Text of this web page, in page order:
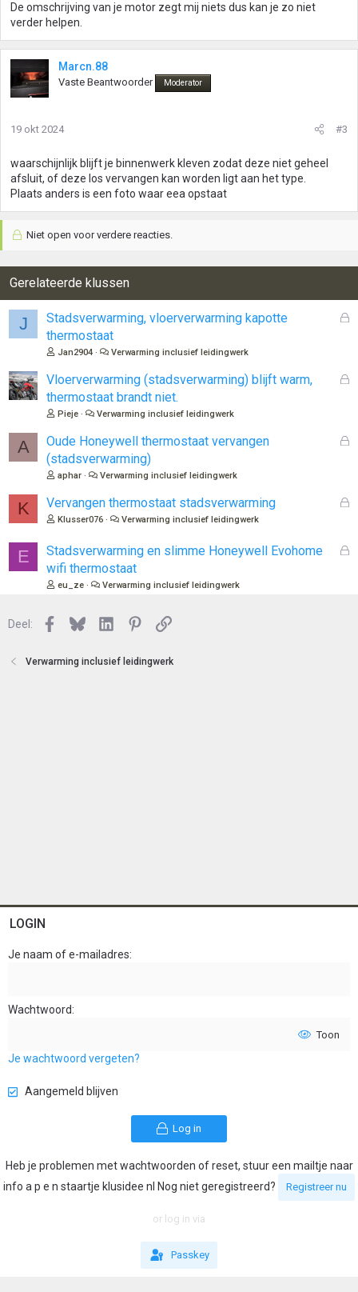
De omschrijving van je motor zegt mij niets dus kan je zo niet
verder helpen.
Marcn.88
Vaste Beantwoorder Moderator
19 okt 2024 #3
waarschijnlijk blijft je binnenwerk kleven zodat deze niet geheel
afsluit, of deze los vervangen kan worden ligt aan het type.
Plaats anders is een foto waar eea opstaat
Niet open voor verdere reacties.
Gerelateerde klussen
J
G
o
Stadsverwarming, vloerverwarming kapotte
thermostaat
Jan2904 Verwarming inclusief leidingwerk
G
o
Vloerverwarming (stadsverwarming) blijft warm,
thermostaat brandt niet.
Pieje Verwarming inclusief leidingwerk
A
G
o
Oude Honeywell thermostaat vervangen
(stadsverwarming)
aphar Verwarming inclusief leidingwerk
K
G
Vervangen thermostaat stadsverwarming
Klusser076 Verwarming inclusief leidingwerk
E
G
Stadsverwarming en slimme Honeywell Evohome
wifi thermostaat
eu_ze Verwarming inclusief leidingwerk
Deel: Facebook
BlueskyLinkedInPinterest
Link
Verwarming inclusief leidingwerk
LOGIN
Je naam of e-mailadres
Wachtwoord
Toon
Je wachtwoord vergeten?
Aangemeld blijven
Log in
Heb je problemen met wachtwoorden of reset, stuur een mailtje naar
info a p e n staartje klusidee nl Nog niet geregistreerd?
Registreer nu
or log in via
Passkey